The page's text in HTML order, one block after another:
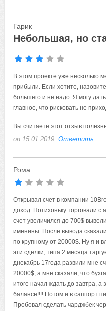
Гарик
Небольшая, но
В этом проекте уже несколько
прибыли. Если хотите,
большего и не надо. Я могу
главное, что рисковать не
Вы считаете этот отзыв
on 15.01.2019 Ответить
Рома
Открывал счет в компании
доход. Потихоньку торговали с
счет увеличился до 700$
именины. После вывода
по крупному от 20000$. Ну я и
эти сделки, типа 2 месяца
днекабрь 17года развили мне
20000$, а мне сказали, что
итоге начал ждать до
балансе!!!! Потом и в саппорт
Пробовал сделать чарджбек